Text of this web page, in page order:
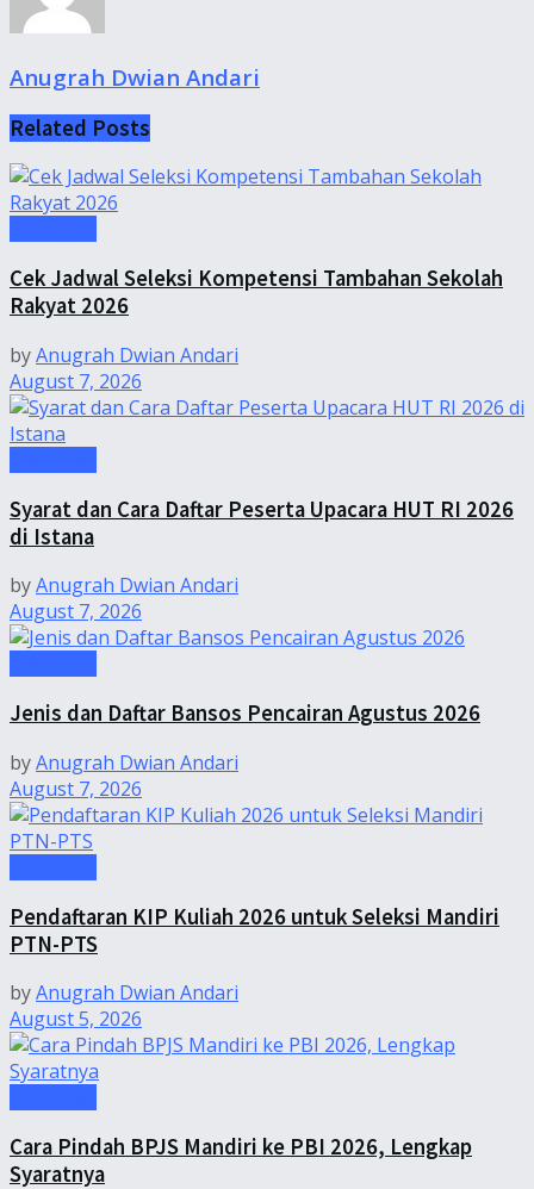
Anugrah Dwian Andari
Related Posts
Cek Jadwal Seleksi Kompetensi Tambahan Sekolah
Rakyat 2026
byAnugrah Dwian Andari
August 7, 2026
Syarat dan Cara Daftar Peserta Upacara HUT RI 2026
di Istana
byAnugrah Dwian Andari
August 7, 2026
Jenis dan Daftar Bansos Pencairan Agustus 2026
byAnugrah Dwian Andari
August 7, 2026
Pendaftaran KIP Kuliah 2026 untuk Seleksi Mandiri
PTN-PTS
byAnugrah Dwian Andari
August 5, 2026
Cara Pindah BPJS Mandiri ke PBI 2026, Lengkap
Syaratnya